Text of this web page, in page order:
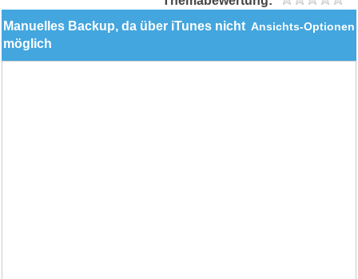
Ansichts-Optionen
Manuelles Backup, da über iTunes nicht
möglich